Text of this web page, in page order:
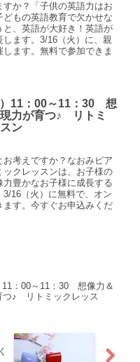
か？「子供の英語力はお
もの英語教育で欠かせな
、英語が大好き！英語が
ます。3/16（火）に、親
ます。無料で参加できま
11：00～11：30 想
力が育つ♪ リトミ
スン
お考えですか？なおみピア
ックレッスンは、お子様の
豊かなお子様に成長する
16（火）に無料で、オン
す。今すぐお申込みくだ
11：00～11：30 想像力＆
つ♪ リトミックレッス